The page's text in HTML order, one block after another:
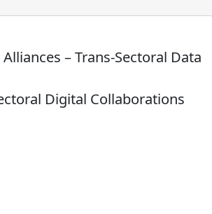
– Trans-Sectoral Data
Digital Collaborations